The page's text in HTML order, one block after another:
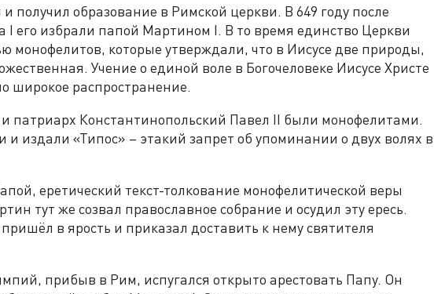
получил образование в Римской церкви. В 649 году после
его избрали папой Мартином I. В то время единство Церкви
монофелитов, которые утверждали, что в Иисусе две природы,
Учение о единой воле в Богочеловеке Иисусе Христе
широкое распространение.
патриарх Константинопольский Павел II были монофелитами.
и издали «Типос» – этакий запрет об упоминании о двух волях в
еретический текст-толкование монофелитической веры
тут же созвал православное собрание и осудил эту ересь.
в ярость и приказал доставить к нему святителя
прибыв в Рим, испугался открыто арестовать Папу. Он